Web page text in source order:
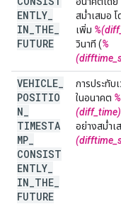
ENTLY
IN THE
FUTURE
สม่ำเสมอ
เพิ่ม
วินาที (%
VEHICLE
POSITIO
N
TIMESTA
MP
CONSIST
ENTLY
IN THE
FUTURE
การประทับ
ในอนาคต %
(diff_time)
อย่างสม่ำเ